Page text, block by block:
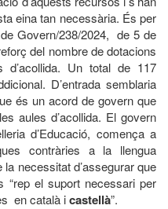
eina tan necessària. És per
Govern/238/2024, de 5 de
del nombre de dotacions
Un total de 117
D’entrada semblaria
és un acord de govern que
aules d’acollida. El govern
d’Educació, comença a
contràries a la llengua
necessitat d’assegurar que
“rep el suport necessari per
en català icastellà”.